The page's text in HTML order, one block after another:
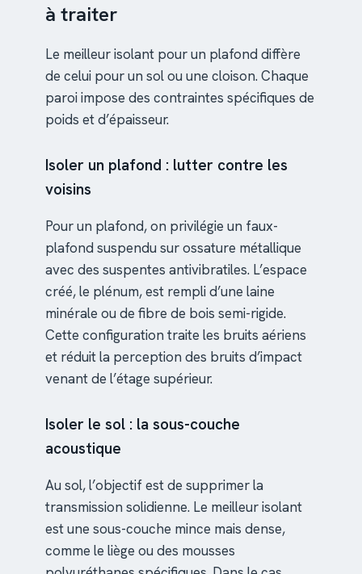
à traiter
Le meilleur isolant pour un plafond diffère
de celui pour un sol ou une cloison. Chaque
paroi impose des contraintes spécifiques de
poids et d’épaisseur.
Isoler un plafond : lutter contre les
voisins
Pour un plafond, on privilégie un faux-
plafond suspendu sur ossature métallique
avec des suspentes antivibratiles. L’espace
créé, le plénum, est rempli d’une laine
minérale ou de fibre de bois semi-rigide.
Cette configuration traite les bruits aériens
et réduit la perception des bruits d’impact
venant de l’étage supérieur.
Isoler le sol : la sous-couche
acoustique
Au sol, l’objectif est de supprimer la
transmission solidienne. Le meilleur isolant
est une sous-couche mince mais dense,
comme le liège ou des mousses